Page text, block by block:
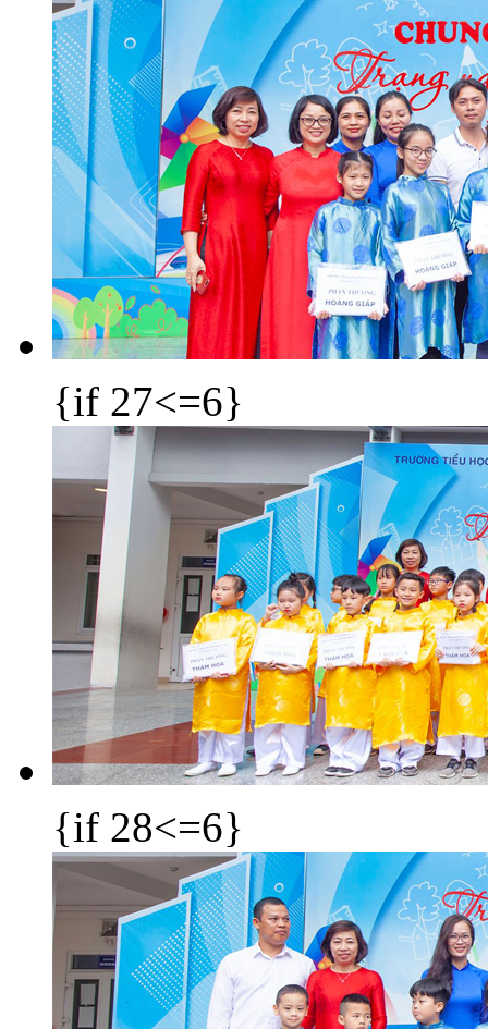
{if 27<=6}
{if 28<=6}